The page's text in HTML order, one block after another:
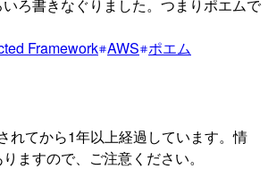
ろ書きなぐりました。つまりポエムで
Framework AWS ポエム
れてから1年以上経過しています。情
ますので、ご注意ください。